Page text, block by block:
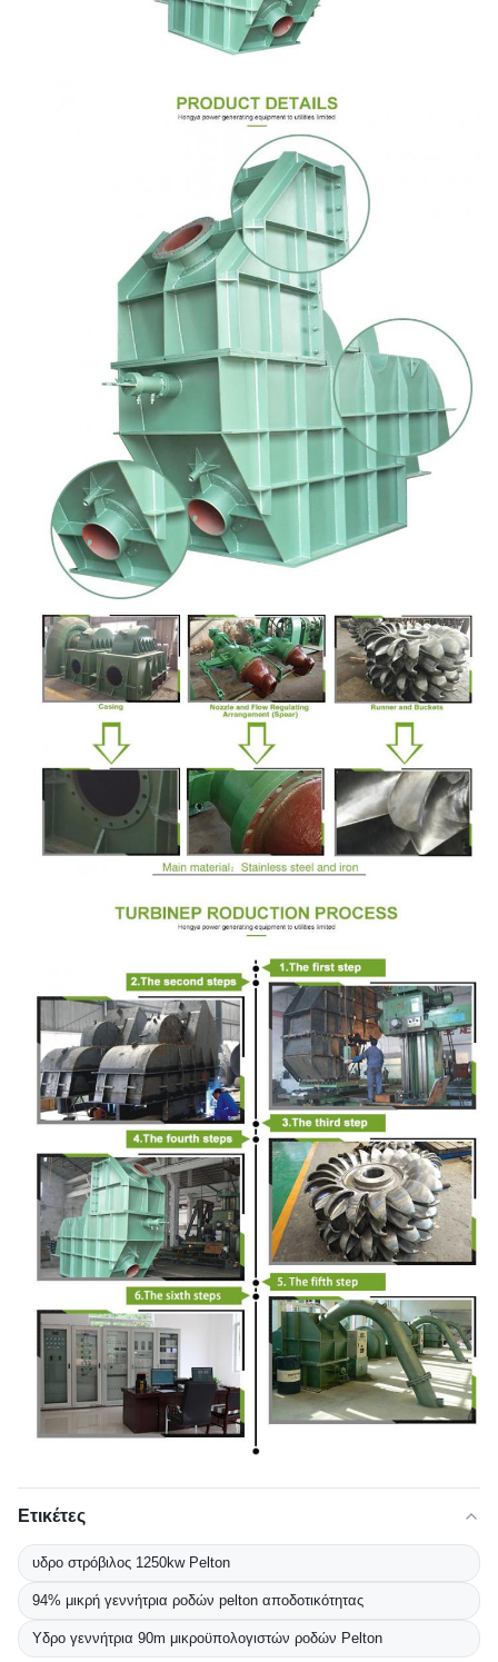
Ετικέτες
υδρο στρόβιλος 1250kw Pelton
94% μικρή γεννήτρια ροδών pelton αποδοτικότητας
Υδρο γεννήτρια 90m μικροϋπολογιστών ροδών Pelton